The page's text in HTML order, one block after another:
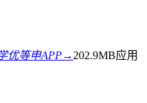
优等申APP→ 202.9MB应用